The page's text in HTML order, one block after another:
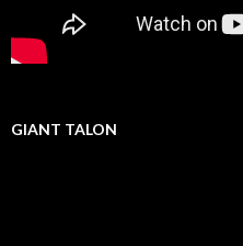
GIANT TALON